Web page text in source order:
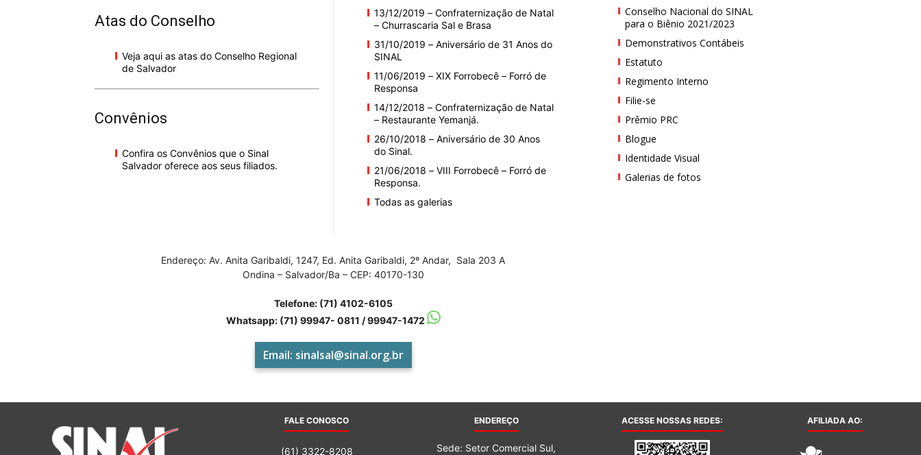
dos
Funcionários
Atas do Conselho
Veja aqui as atas do Conselho Regional
de Salvador
Convênios
Confira os Convênios que o Sinal
Salvador oferece aos seus filiados.
13/12/2019 – Confraternização de Natal
– Churrascaria Sal e Brasa
31/10/2019 – Aniversário de 31 Anos do
SINAL
11/06/2019 – XIX Forrobecê – Forró de
Responsa
14/12/2018 – Confraternização de Natal
– Restaurante Yemanjá.
26/10/2018 – Aniversário de 30 Anos
do Sinal.
21/06/2018 – VIII Forrobecê – Forró de
Responsa.
Todas as galerias
Endereço: Av. Anita Garibaldi, 1247, Ed. Anita Garibaldi, 2º Andar, Sala 203 A
Ondina – Salvador/Ba – CEP: 40170-130
Telefone: (71) 4102-6105
Whatsapp: (71) 99947- 0811 / 99947-1472
Email: sinalsal@sinal.org.br
Conselho Nacional do SINAL
para o Biênio 2021/2023
Demonstrativos Contábeis
Estatuto
Regimento Interno
Filie-se
Prêmio PRC
Blogue
Identidade Visual
Galerias de fotos
FALE CONOSCO
(61) 3322-8208
ENDEREÇO
Sede: Setor Comercial Sul,
ACESSE NOSSAS REDES: AFILIADA AO: